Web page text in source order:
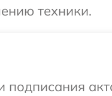
техники.
подписания